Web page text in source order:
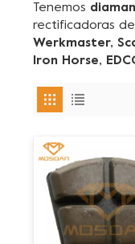
Tenemos
rectificadoras
Werkmaster,
Iron Horse,